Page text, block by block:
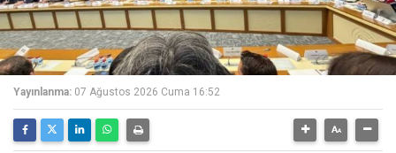
Yayınlanma: 07 Ağustos 2026 Cuma 16:52